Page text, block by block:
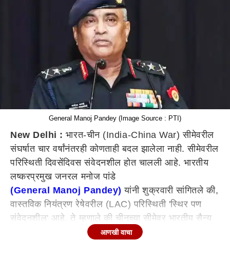
General Manoj Pandey (Image Source : PTI)
New Delhi :भारत-चीन (India-China War) सीमेवरील
संघर्षात चार वर्षांनंतरही कोणताही बदल झालेला नाही. सीमेवरील
परिस्थिती दिवसेंदिवस संवेदनशील होत चालली आहे. भारतीय
लष्करप्रमुख जनरल मनोज पांडे
(General Manoj Pandey) यांनी शुक्रवारी सांगितले की,
वास्तविक नियंत्रण रेषेवरील (LAC) परिस्थिती 'स्थिर पण
संवेदनशील' आहे. ते म्हणाले की चीनच्या सीमेवर भारतीय सैन्य
आणि इतर घटकांची तैनाती 'अत्यंत मजबूत' आणि 'संतुलित'
आणखी वाचा